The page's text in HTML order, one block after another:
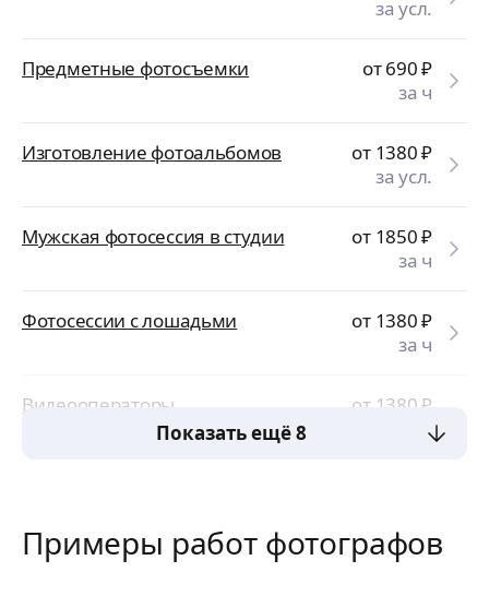
за усл.
Предметные фотосъемки от 690₽
за ч
Изготовление фотоальбомов от 1380₽
за усл.
Мужская фотосессия в студии от 1850₽
за ч
Фотосессии с лошадьми от 1380₽
за ч
Видеооператоры от 1380₽
за ч
Показать ещё 8
Примеры работ фотографов